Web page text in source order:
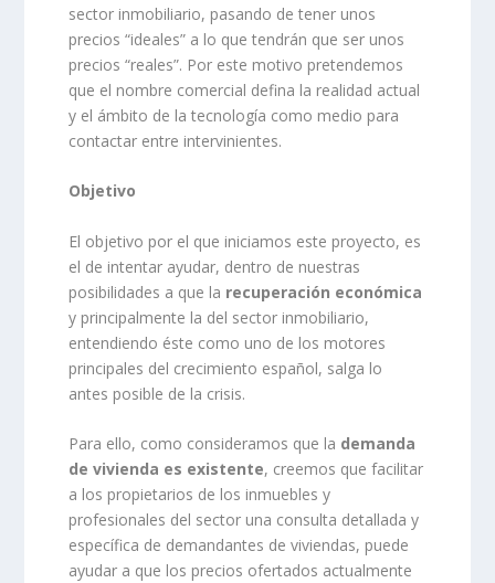
sector inmobiliario, pasando de tener unos
precios “ideales” a lo que tendrán que ser unos
precios “reales”. Por este motivo pretendemos
que el nombre comercial defina la realidad actual
y el ámbito de la tecnología como medio para
contactar entre intervinientes.
Objetivo
El objetivo por el que iniciamos este proyecto, es
el de intentar ayudar, dentro de nuestras
posibilidades a que la recuperación económica
y principalmente la del sector inmobiliario,
entendiendo éste como uno de los motores
principales del crecimiento español, salga lo
antes posible de la crisis.
Para ello, como consideramos que la demanda
de vivienda es existente, creemos que facilitar
a los propietarios de los inmuebles y
profesionales del sector una consulta detallada y
específica de demandantes de viviendas, puede
ayudar a que los precios ofertados actualmente